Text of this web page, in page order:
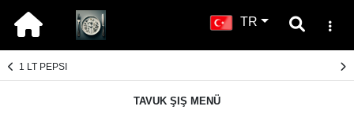
TR
1 LT PEPSI
TAVUK ŞIŞ MENÜ